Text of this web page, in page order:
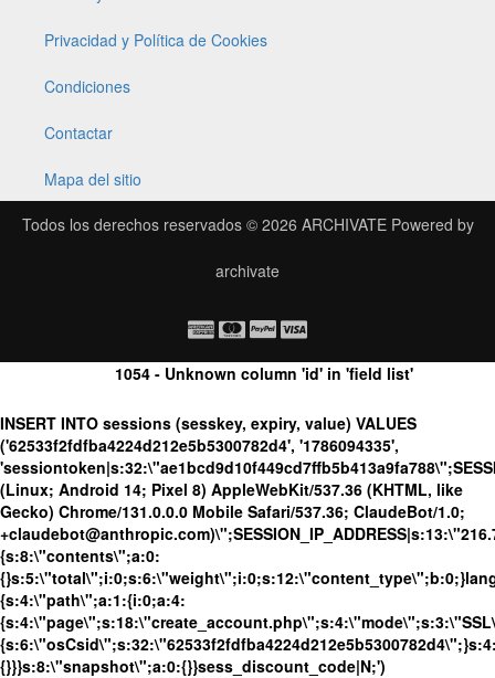
Privacidad y Política de Cookies
Condiciones
Contactar
Mapa del sitio
Todos los derechos reservados © 2026 ARCHIVATEPowered by
archivate
1054 - Unknown column 'id' in 'field list'
INSERT INTO sessions (sesskey, expiry, value) VALUES
('62533f2fdfba4224d212e5b5300782d4', '1786094335',
(Linux; Android 14; Pixel 8) AppleWebKit/537.36 (KHTML, like
Gecko) Chrome/131.0.0.0 Mobile Safari/537.36; ClaudeBot/1.0;
{s:8:\"contents\";a:0:
{s:4:\"path\";a:1:{i:0;a:4:
{}}}s:8:\"snapshot\";a:0:{}}sess_discount_code|N;')